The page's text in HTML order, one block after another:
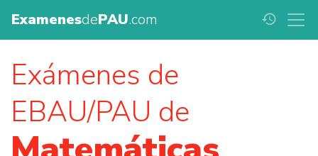
ExamenesdePAU.com history
Exámenes de
EBAU/PAU de